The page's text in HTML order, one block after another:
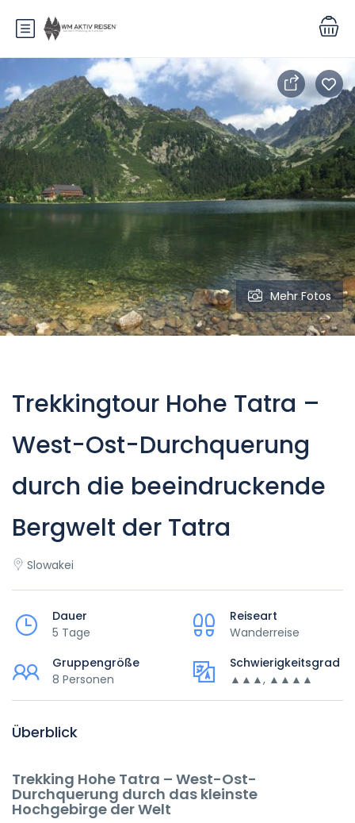
Mehr Fotos
Trekkingtour Hohe Tatra –
West-Ost-Durchquerung
durch die beeindruckende
Bergwelt der Tatra
Slowakei
Dauer
5 Tage
Reiseart
Wanderreise
Gruppengröße
8 Personen
Schwierigkeitsgrad
▲▲▲, ▲▲▲▲
Überblick
Trekking Hohe Tatra – West-Ost-
Durchquerung durch das kleinste
Hochgebirge der Welt